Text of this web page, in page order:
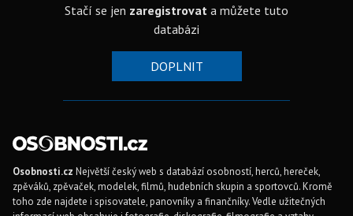
Stačí se jen zaregistrovat a můžete tuto
databázi
DOPLNIT
Osobnosti.cz Největší český web s databází osobností, herců, hereček,
zpěváků, zpěvaček, modelek, filmů, hudebních skupin a sportovců. Kromě
toho zde najdete i spisovatele, panovníky a finančníky. Vedle užitečných